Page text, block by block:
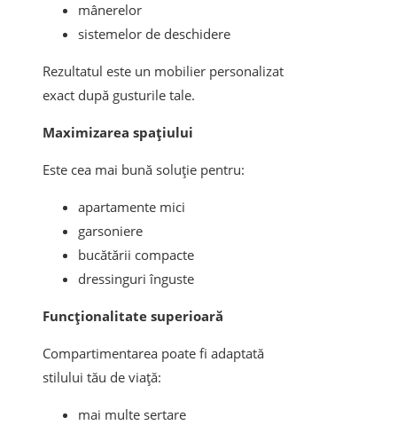
mânerelor
sistemelor de deschidere
Rezultatul este un mobilier personalizat
exact după gusturile tale.
Maximizarea spațiului
Este cea mai bună soluție pentru:
apartamente mici
garsoniere
bucătării compacte
dressinguri înguste
Funcționalitate superioară
Compartimentarea poate fi adaptată
stilului tău de viață:
mai multe sertare